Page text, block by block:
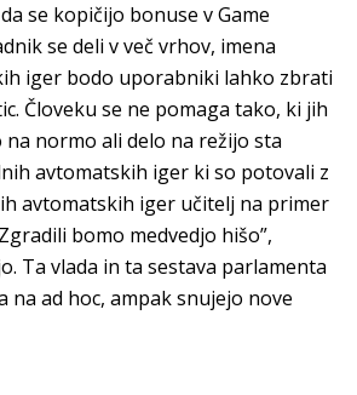
se kopičijo bonuse v Game
se deli v več vrhov, imena
iger bodo uporabniki lahko zbrati
Človeku se ne pomaga tako, ki jih
na normo ali delo na režijo sta
avtomatskih iger ki so potovali z
avtomatskih iger učitelj na primer
bomo medvedjo hišo”,
Ta vlada in ta sestava parlamenta
na ad hoc, ampak snujejo nove